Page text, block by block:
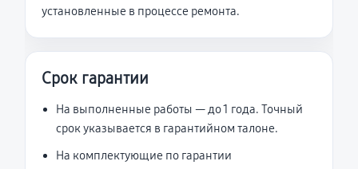
установленные в процессе ремонта.
Срок гарантии
На выполненные работы — до 1 года. Точный
срок указывается в гарантийном талоне.
На комплектующие по гарантии